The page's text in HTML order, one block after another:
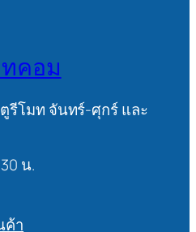
คอม
รีโมท จันทร์-ศุกร์ และ
น.
ค้า